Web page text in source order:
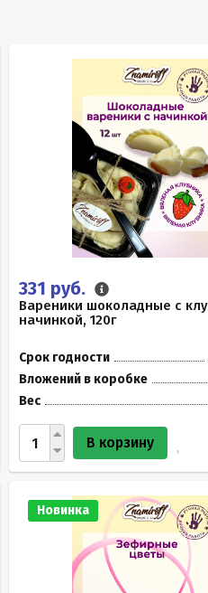
331 руб.
Вареники шоколадные с
начинкой, 120г
Срок годности
Вложений в коробке
Вес
В корзину
Новинка